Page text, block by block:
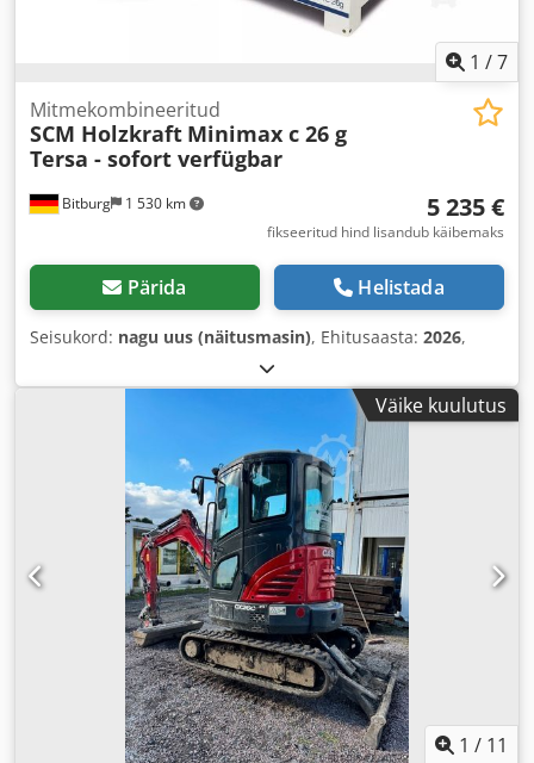
1 /7
Bitburg 1 530 km
Mitmekombineeritud
SCM Holzkraft Minimax c 26 g
Tersa - sofort verfügbar
5 235 €
fikseeritud hind lisandub käibemaks
Pärida Helistada
Seisukord: nagu uus (näitusmasin), Ehitusaasta: 2026,
Väike kuulutus
1 / 11